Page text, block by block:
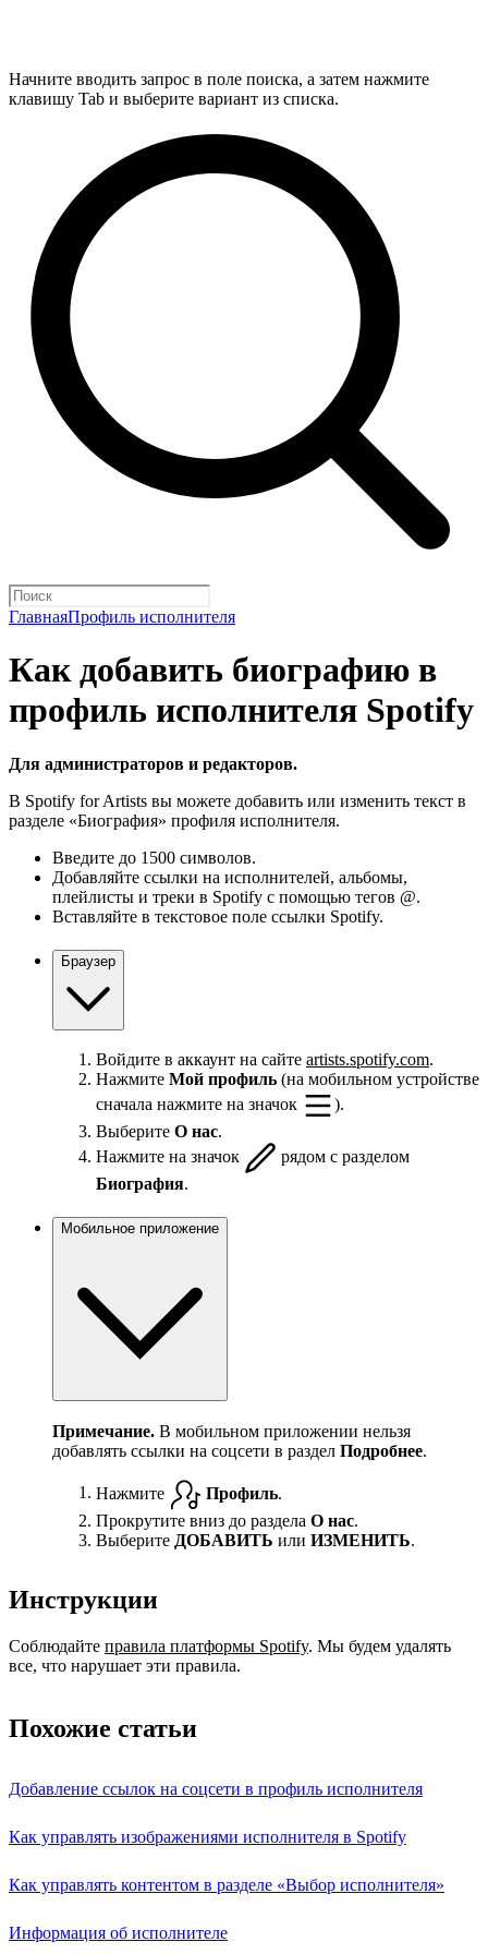
Начните вводить запрос в поле поиска, а затем нажмите
клавишу Tab и выберите вариант из списка.
ГлавнаяПрофиль исполнителя
Как добавить биографию в
профиль исполнителя Spotify
Для администраторов и редакторов.
В Spotify for Artists вы можете добавить или изменить текст в
разделе «Биография» профиля исполнителя.
Введите до 1500 символов.
Добавляйте ссылки на исполнителей, альбомы,
плейлисты и треки в Spotify с помощью тегов @.
Вставляйте в текстовое поле ссылки Spotify.
Браузер
Войдите в аккаунт на сайте artists.spotify.com.
Нажмите Мой профиль (на мобильном устройстве
сначала нажмите на значок
).
Выберите О нас.
Нажмите на значок
рядом с разделом
Биография.
Мобильное приложение
Примечание. В мобильном приложении нельзя
добавлять ссылки на соцсети в раздел Подробнее.
Нажмите Профиль.
Прокрутите вниз до раздела О нас.
Выберите ДОБАВИТЬ или ИЗМЕНИТЬ.
Инструкции
Соблюдайте правила платформы Spotify. Мы будем удалять
все, что нарушает эти правила.
Похожие статьи
Добавление ссылок на соцсети в профиль исполнителя
Как управлять изображениями исполнителя в Spotify
Как управлять контентом в разделе «Выбор исполнителя»
Информация об исполнителе